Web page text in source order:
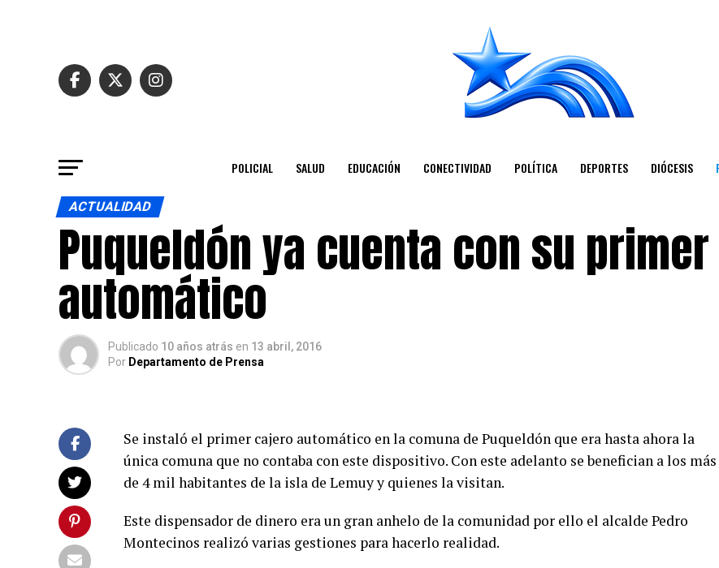
POLICIAL SALUD EDUCACIÓN CONECTIVIDAD POLÍTICA DEPORTES DIÓCESIS
ACTUALIDAD
Puqueldón ya cuenta con su
automático
Publicado 10 años atrás en 13 abril, 2016
Por Departamento de Prensa
Se instaló el primer cajero automático en la comuna de Puqueldón que era hasta ahora la
única comuna que no contaba con este dispositivo. Con este adelanto se benefician a los más
de 4 mil habitantes de la isla de Lemuy y quienes la visitan.
Este dispensador de dinero era un gran anhelo de la comunidad por ello el alcalde Pedro
Montecinos realizó varias gestiones para hacerlo realidad.